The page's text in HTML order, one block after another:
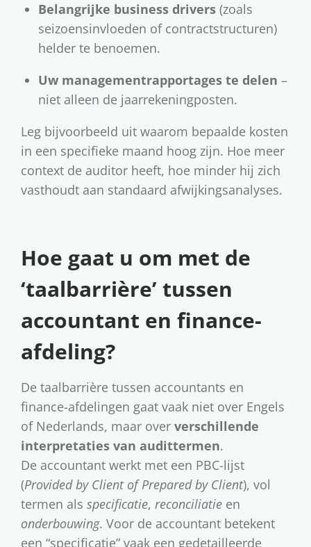
Belangrijke business drivers (zoals
seizoensinvloeden of contractstructuren)
helder te benoemen.
Uw managementrapportages te delen –
niet alleen de jaarrekeningposten.
Leg bijvoorbeeld uit waarom bepaalde kosten
in een specifieke maand hoog zijn. Hoe meer
context de auditor heeft, hoe minder hij zich
vasthoudt aan standaard afwijkingsanalyses.
Hoe gaat u om met de
‘taalbarrière’ tussen
accountant en finance-
afdeling?
De taalbarrière tussen accountants en
finance-afdelingen gaat vaak niet over Engels
of Nederlands, maar over verschillende
interpretaties van audittermen.
De accountant werkt met een PBC-lijst
(Provided by Client of Prepared by Client), vol
termen als specificatie, reconciliatie en
onderbouwing. Voor de accountant betekent
een “specificatie” vaak een gedetailleerde